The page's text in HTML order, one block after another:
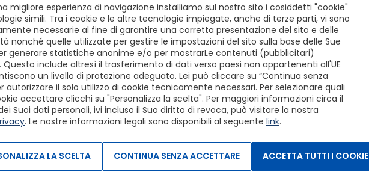
migliore esperienza di navigazione installiamo sul nostro sito i cosiddetti "cookie"
simili. Tra i cookie e le altre tecnologie impiegate, anche di terze parti, vi sono
necessarie al fine di garantire una corretta presentazione del sito e delle
nonché quelle utilizzate per gestire le impostazioni del sito sulla base delle Sue
generare statistiche anonime e/o per mostrarLe contenuti (pubblicitari)
Questo include altresì il trasferimento di dati verso paesi non appartenenti all'UE
un livello di protezione adeguato. Lei può cliccare su “Continua senza
autorizzare il solo utilizzo di cookie tecnicamente necessari. Per selezionare quali
accettare clicchi su "Personalizza la scelta". Per maggiori informazioni circa il
Suoi dati personali, ivi incluso il Suo diritto di revoca, può visitare la nostra
. Le nostre informazioni legali sono disponibili al seguente link.
ACCETTA TUTTI I COOKIE
CONTINUA SENZA ACCETTARE
LA SCELTA